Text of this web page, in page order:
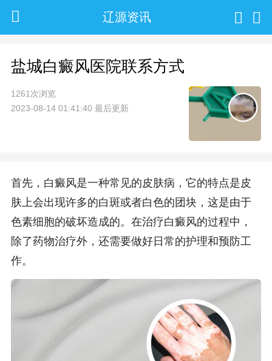
辽源资讯
盐城白癜风医院联系方式
1261次浏览
2023-08-14 01:41:40 最后更新
首先，白癜风是一种常见的皮肤病，它的特点是皮
肤上会出现许多的白斑或者白色的团块，这是由于
色素细胞的破坏造成的。在治疗白癜风的过程中，
除了药物治疗外，还需要做好日常的护理和预防工
作。